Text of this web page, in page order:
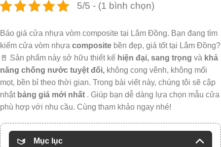
5/5 - (1 bình chọn)
Báo giá cửa nhựa vòm composite tại Lâm Đồng. Bạn đang tìm
kiếm cửa vòm nhựa composite bền đẹp, giá tốt tại Lâm Đồng?
🚪 Sản phẩm này sở hữu thiết kế hiện đại, sang trọng và khả
năng chống nước tuyệt đối, không cong vênh, không mối
mọt, bền bỉ theo thời gian. Trong bài viết này, chúng tôi sẽ cập
nhật bảng giá mới nhất . Giúp bạn dễ dàng lựa chọn mẫu cửa
phù hợp với nhu cầu. Cùng tham khảo ngay nhé!
Mục lục